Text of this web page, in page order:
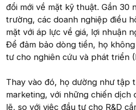
đổi mới về mặt kỹ thuật. Gần 30
trường, các doanh nghiệp điều
mặt với áp lực về giá, lợi nhuận
Để đảm bảo dòng tiền, họ
tư cho nghiên cứu và phát triển
Thay vào đó, họ dường như tập
marketing, với những chiến dịch
lẽ, so với việc đầu tư cho R&D